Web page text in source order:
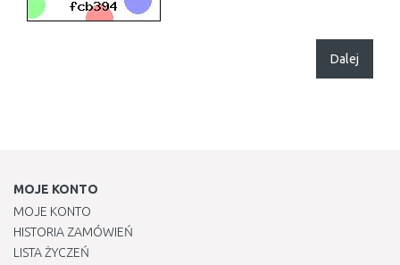
Dalej
MOJE KONTO
MOJE KONTO
HISTORIA ZAMÓWIEŃ
LISTA ŻYCZEŃ